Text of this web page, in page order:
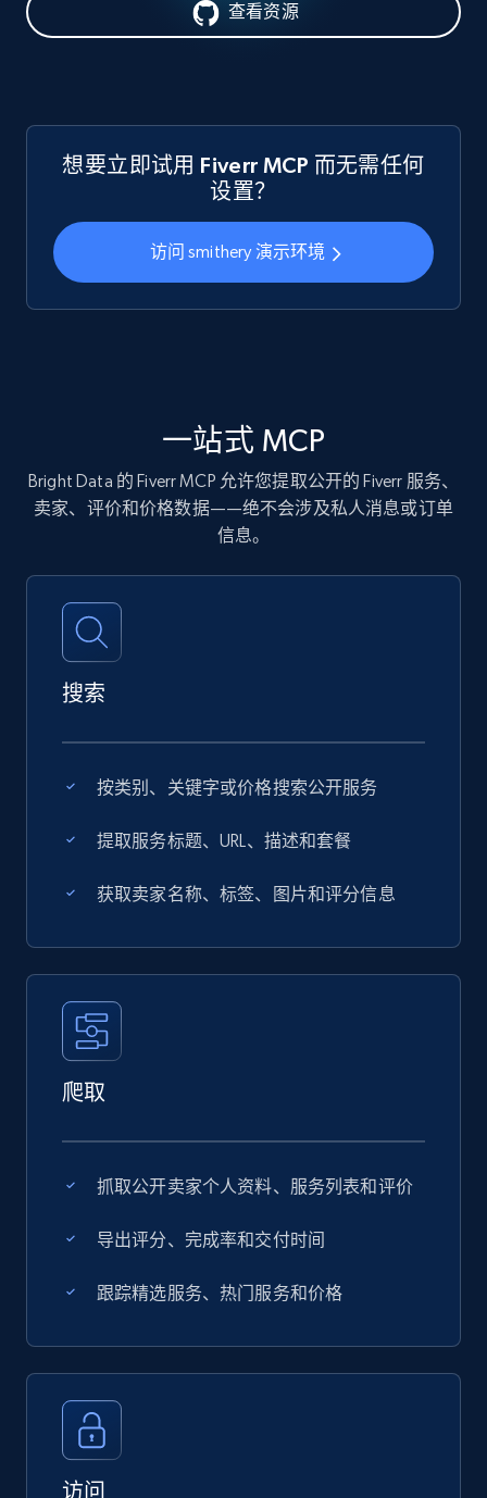
查看资源
想要立即试用 Fiverr MCP 而无需任何
设置？
访问 smithery 演示环境
一站式 MCP
Bright Data 的 Fiverr MCP 允许您提取公开的 Fiverr 服务、
卖家、评价和价格数据——绝不会涉及私人消息或订单
信息。
搜索
按类别、关键字或价格搜索公开服务
提取服务标题、URL、描述和套餐
获取卖家名称、标签、图片和评分信息
爬取
抓取公开卖家个人资料、服务列表和评价
导出评分、完成率和交付时间
跟踪精选服务、热门服务和价格
访问